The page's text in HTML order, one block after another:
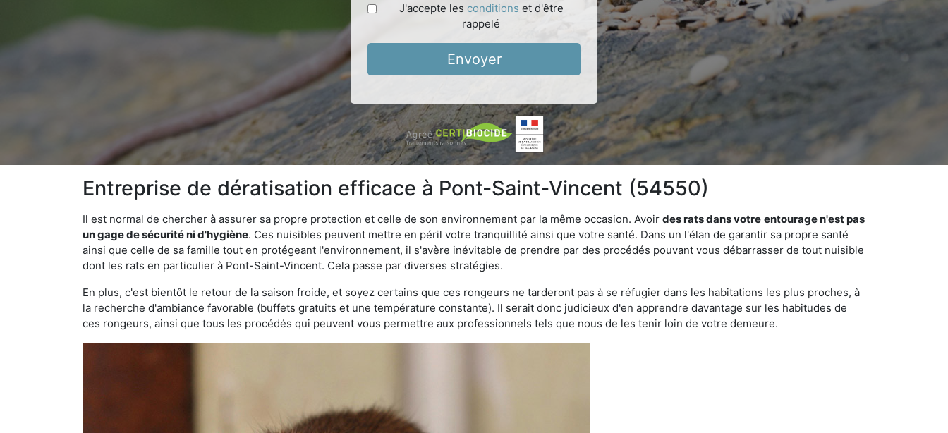
J'accepte les conditions et d'être
rappelé
Envoyer
Entreprise de dératisation efficace à Pont-Saint-Vincent (54550)
Il est normal de chercher à assurer sa propre protection et celle de son environnement par la même occasion. Avoir des rats dans votre entourage n'est pas
un gage de sécurité ni d'hygiène. Ces nuisibles peuvent mettre en péril votre tranquillité ainsi que votre santé. Dans un l'élan de garantir sa propre santé
ainsi que celle de sa famille tout en protégeant l'environnement, il s'avère inévitable de prendre par des procédés pouvant vous débarrasser de tout nuisible
dont les rats en particulier à Pont-Saint-Vincent. Cela passe par diverses stratégies.
En plus, c'est bientôt le retour de la saison froide, et soyez certains que ces rongeurs ne tarderont pas à se réfugier dans les habitations les plus proches, à
la recherche d'ambiance favorable (buffets gratuits et une température constante). Il serait donc judicieux d'en apprendre davantage sur les habitudes de
ces rongeurs, ainsi que tous les procédés qui peuvent vous permettre aux professionnels tels que nous de les tenir loin de votre demeure.